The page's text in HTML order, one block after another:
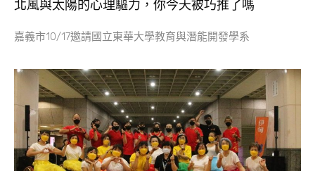
北風與太陽的心理驅力，你今天被巧推了嗎
嘉義市10/17邀請國立東華大學教育與潛能開發學系